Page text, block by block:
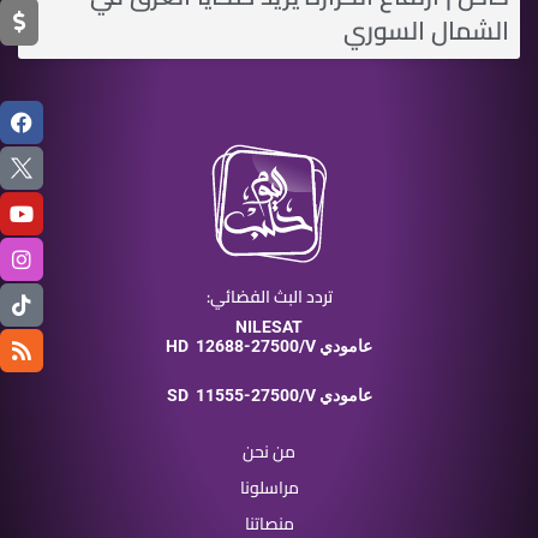
الشمال السوري
تردد البث الفضائي:
NILESAT
HD
12688-27500/V عامودي
SD 11555-27500/V عامودي
من نحن
مراسلونا
منصاتنا